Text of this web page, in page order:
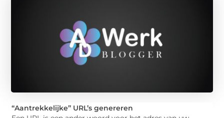
“Aantrekkelijke” URL’s genereren